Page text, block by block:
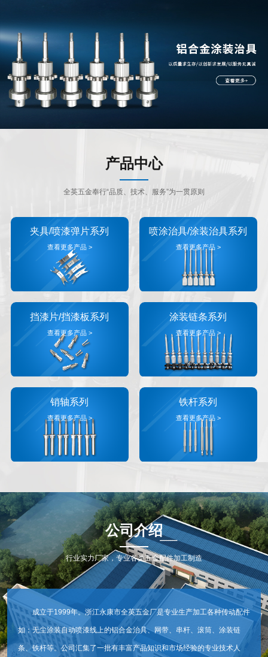
产品中心
全英五金奉行“品质、技术、服务”为一贯原则
夹具/喷漆弹片系列
查看更多产品 >
喷涂治具/涂装治具系列
查看更多产品 >
挡漆片/挡漆板系列
查看更多产品 >
涂装链条系列
查看更多产品 >
销轴系列
查看更多产品 >
铁杆系列
查看更多产品 >
公司介绍
行业实力厂家，专业各类五金配件加工制造
成立于1999年。浙江永康市全英五金厂是专业生产加工各种传动配件
如：无尘涂装自动喷漆线上的铝合金治具、网带、串杆、滚筒、涂装链
条、铁杆等。公司汇集了一批有丰富产品知识和市场经验的专业技术人